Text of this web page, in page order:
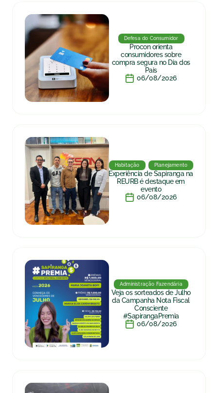
Defesa do Consumidor
Procon orienta
consumidores sobre
compra segura no Dia dos
Pais
06/08/2026
Habitação Planejamento
Experiência de Sapiranga na
REURB é destaque em
evento
06/08/2026
Administração Fazendária
Veja os sorteados de Julho
da Campanha Nota Fiscal
Consciente
#SapirangaPremia
06/08/2026